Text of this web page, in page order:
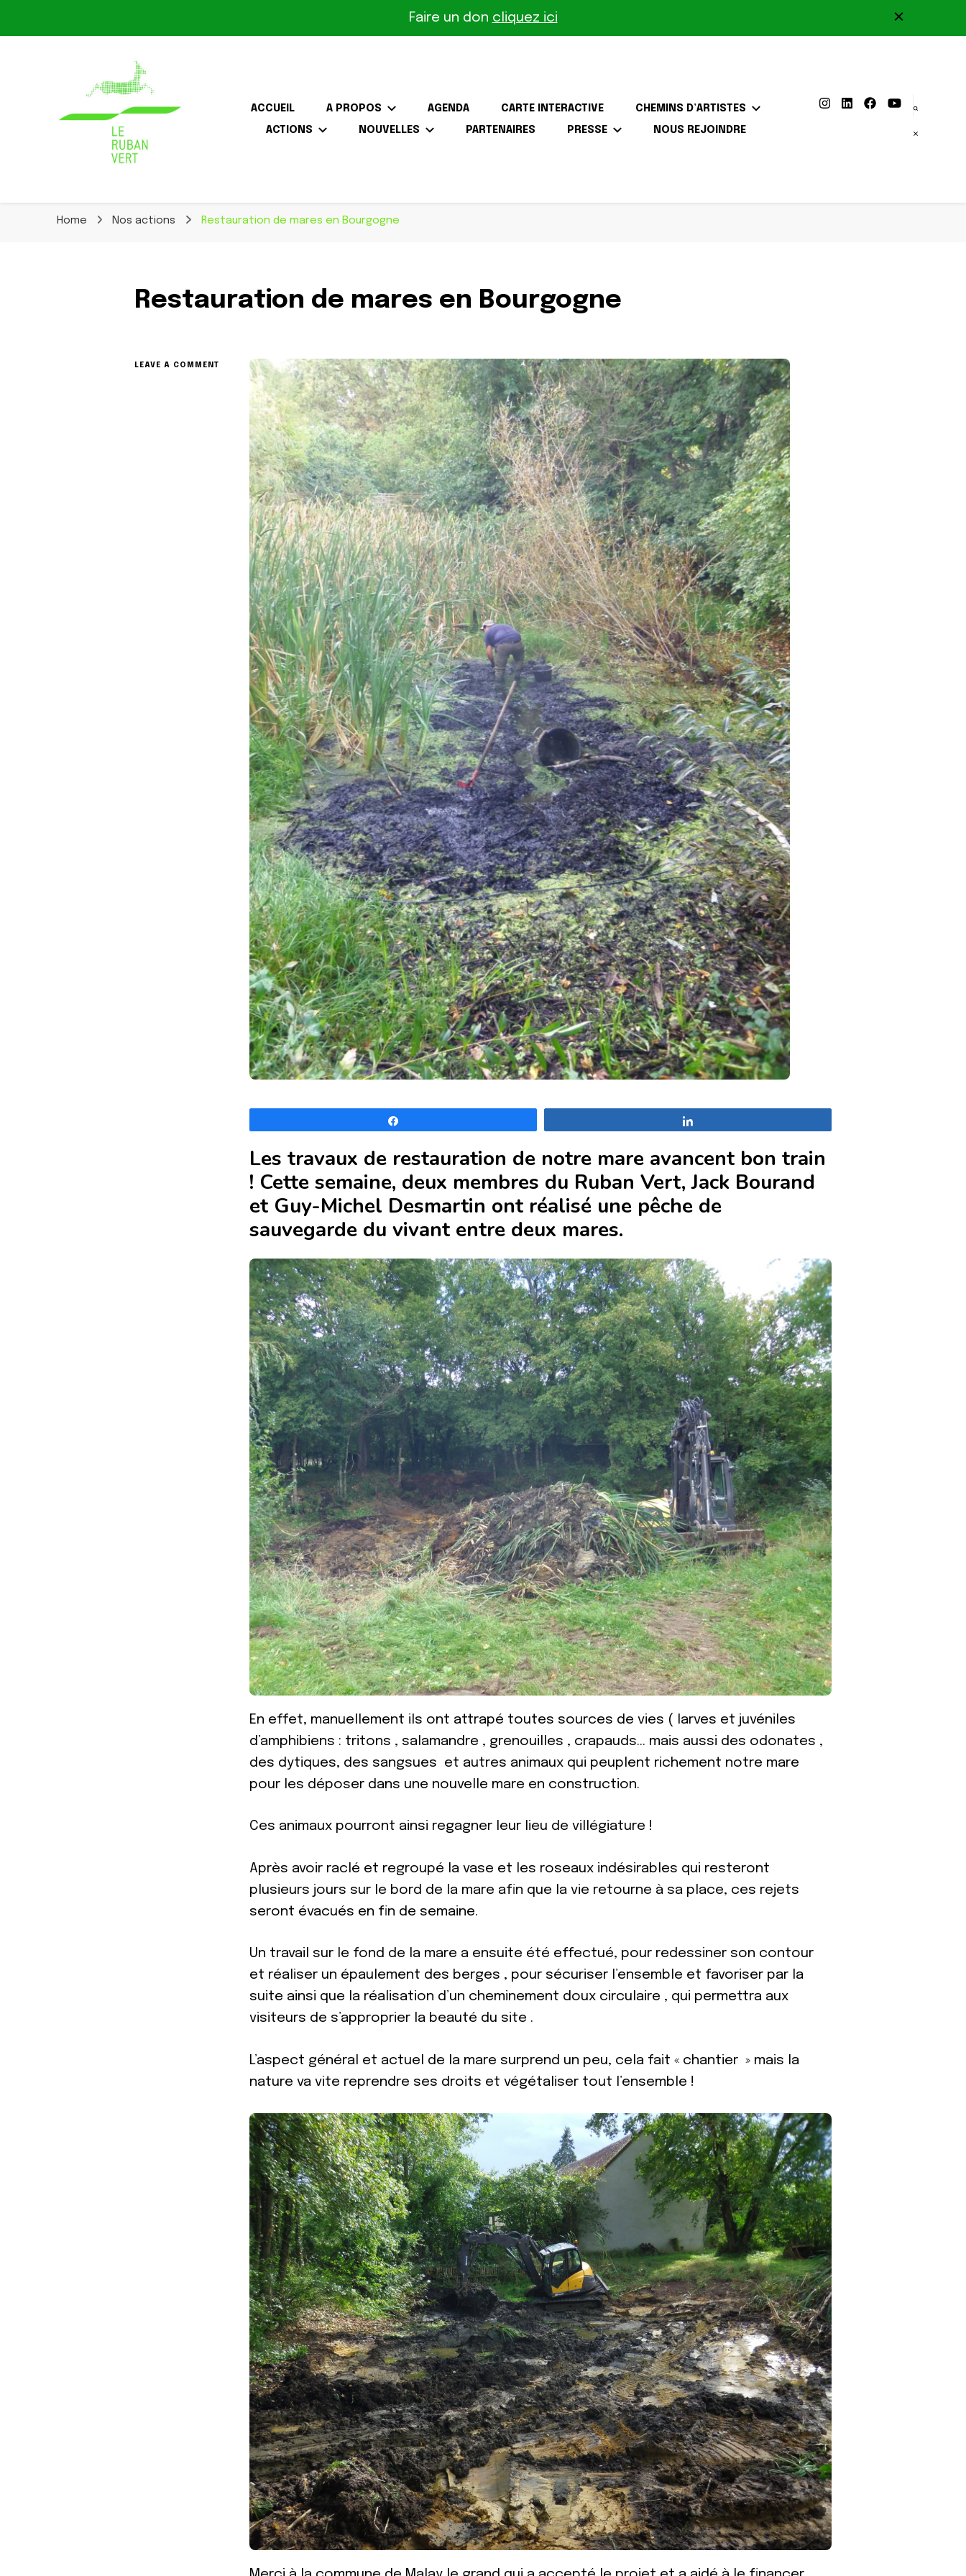
Faire un don cliquez ici
ACCUEIL A PROPOS AGENDA CARTE INTERACTIVE
CHEMINS D’ARTISTES
ACTIONS
NOUVELLES PARTENAIRES PRESSE NOUS REJOINDRE
Home Nos actions Restauration de mares en Bourgogne
Restauration de mares en Bourgogne
LEAVE A COMMENT
RESTAURATION
BOURGOGNE
Les travaux de restauration de notre mare avancent bon train
! Cette semaine, deux membres du Ruban Vert, Jack Bourand
et Guy-Michel Desmartin ont réalisé une pêche de
sauvegarde du vivant entre deux mares.
En effet, manuellement ils ont attrapé toutes sources de vies ( larves et juvéniles
d’amphibiens : tritons , salamandre , grenouilles , crapauds… mais aussi des odonates ,
des dytiques, des sangsues et autres animaux qui peuplent richement notre mare
pour les déposer dans une nouvelle mare en construction.
Ces animaux pourront ainsi regagner leur lieu de villégiature !
Après avoir raclé et regroupé la vase et les roseaux indésirables qui resteront
plusieurs jours sur le bord de la mare afin que la vie retourne à sa place, ces rejets
seront évacués en fin de semaine.
Un travail sur le fond de la mare a ensuite été effectué, pour redessiner son contour
et réaliser un épaulement des berges , pour sécuriser l’ensemble et favoriser par la
suite ainsi que la réalisation d’un cheminement doux circulaire , qui permettra aux
visiteurs de s’approprier la beauté du site .
L’aspect général et actuel de la mare surprend un peu, cela fait « chantier » mais la
nature va vite reprendre ses droits et végétaliser tout l’ensemble !